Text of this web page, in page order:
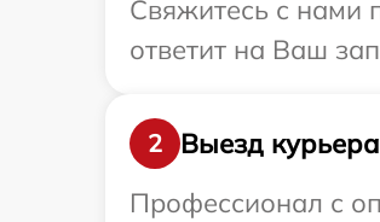
Свяжитесь с нами
ответит на Ваш
2
Выезд
Профессионал с